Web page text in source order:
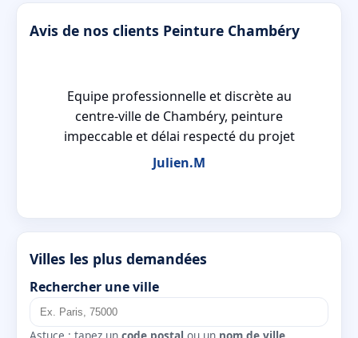
Avis de nos clients Peinture Chambéry
Equipe professionnelle et discrète au
centre-ville de Chambéry, peinture
impeccable et délai respecté du projet
Julien.M
Villes les plus demandées
Rechercher une ville